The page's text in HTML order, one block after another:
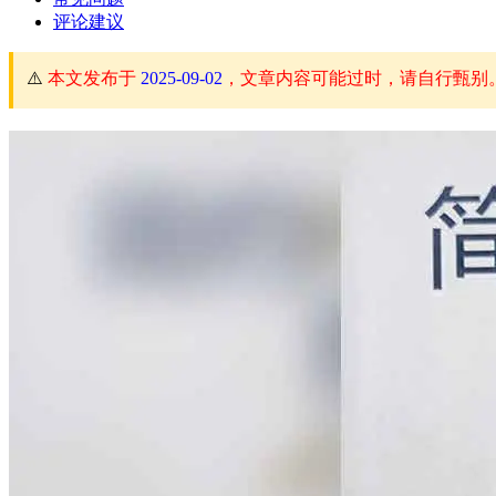
评论建议
⚠️ 本文发布于 2025-09-02 ，文章内容可能过时，请自行甄别